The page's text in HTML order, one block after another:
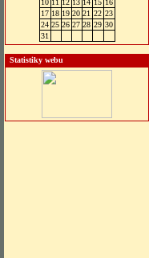
10 11 12 13 14 15 16
17 18 19 20 21 22 23
24 25 26 27 28 29 30
31
Statistiky webu